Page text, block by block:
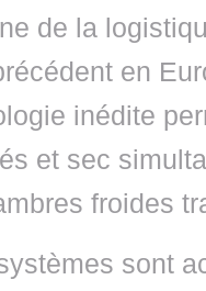
de la
en
inédite
et sec
froides
sont